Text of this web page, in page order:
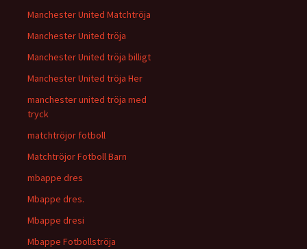
Manchester United Matchtröja
Manchester United tröja
Manchester United tröja billigt
Manchester United tröja Her
manchester united tröja med
tryck
matchtröjor fotboll
Matchtröjor Fotboll Barn
mbappe dres
Mbappe dres.
Mbappe dresi
Mbappe Fotbollströja